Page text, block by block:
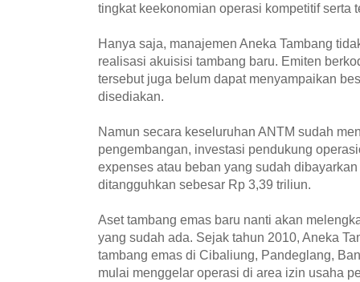
tingkat keekonomian operasi kompetitif serta
Hanya saja, manajemen Aneka Tambang
realisasi akuisisi tambang baru. Emiten
tersebut juga belum dapat menyampaikan
disediakan.
Namun secara keseluruhan ANTM sudah
pengembangan, investasi pendukung
expenses atau beban yang sudah
ditangguhkan sebesar Rp 3,39 triliun.
Aset tambang emas baru nanti akan
yang sudah ada. Sejak tahun 2010, Aneka
tambang emas di Cibaliung, Pandeglang,
mulai menggelar operasi di area izin usaha